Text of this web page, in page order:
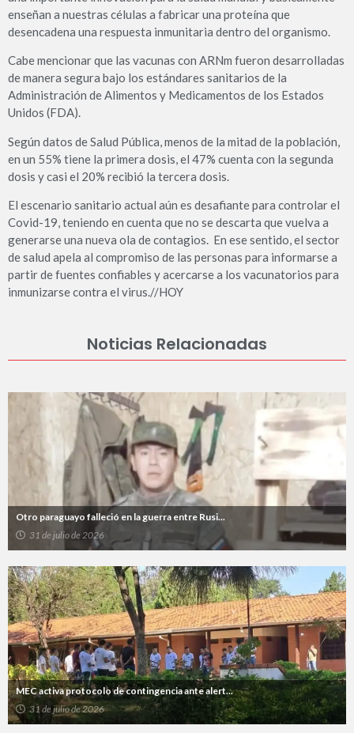
enseñan a nuestras células a fabricar una proteína que
desencadena una respuesta inmunitaria dentro del organismo.
Cabe mencionar que las vacunas con ARNm fueron desarrolladas
de manera segura bajo los estándares sanitarios de la
Administración de Alimentos y Medicamentos de los Estados
Unidos (FDA).
Según datos de Salud Pública, menos de la mitad de la población,
en un 55% tiene la primera dosis, el 47% cuenta con la segunda
dosis y casi el 20% recibió la tercera dosis.
El escenario sanitario actual aún es desafiante para controlar el
Covid-19, teniendo en cuenta que no se descarta que vuelva a
generarse una nueva ola de contagios. En ese sentido, el sector
de salud apela al compromiso de las personas para informarse a
partir de fuentes confiables y acercarse a los vacunatorios para
inmunizarse contra el virus.//HOY
Noticias Relacionadas
Otro paraguayo falleció en la guerra entre Rusi...
31 de julio de 2026
MEC activa protocolo de contingencia ante alert...
31 de julio de 2026